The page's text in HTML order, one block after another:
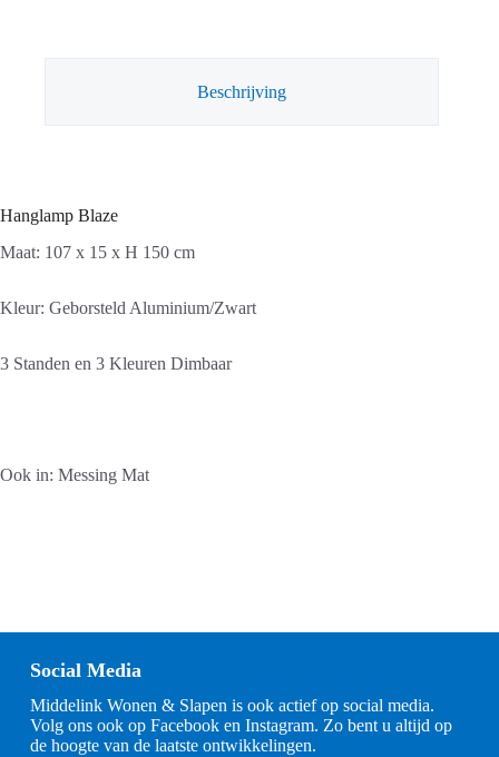
Beschrijving
Hanglamp Blaze
Maat: 107 x 15 x H 150 cm
Kleur: Geborsteld Aluminium/Zwart
3 Standen en 3 Kleuren Dimbaar
Ook in: Messing Mat
Social Media
Middelink Wonen & Slapen is ook actief op social media.
Volg ons ook op Facebook en Instagram. Zo bent u altijd op
de hoogte van de laatste ontwikkelingen.